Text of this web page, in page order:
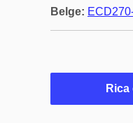
Belge:
Rica